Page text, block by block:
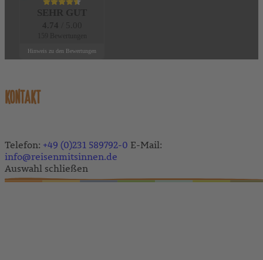
Hinweis zu den Bewertungen
KONTAKT
Telefon: +49 (0)231 589792-0 E-Mail:
info@reisenmitsinnen.de
Auswahl schließen